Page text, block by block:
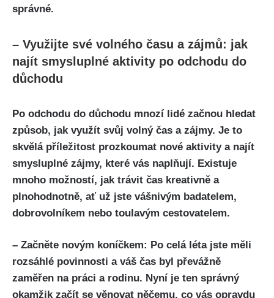
správné.
– Využijte své volného času a zájmů: jak
najít smysluplné aktivity po odchodu do
důchodu
Po odchodu do důchodu mnozí lidé začnou hledat
způsob, jak využít svůj volný čas a zájmy. Je to
skvělá příležitost prozkoumat nové aktivity a najít
smysluplné zájmy, které vás naplňují. Existuje
mnoho možností, jak trávit čas kreativně a
plnohodnotně, ať už jste vášnivým badatelem,
dobrovolníkem nebo toulavým cestovatelem.
– Začněte novým koníčkem: Po celá léta jste měli
rozsáhlé povinnosti a váš čas byl převážně
zaměřen na práci a rodinu. Nyní je ten správný
okamžik začít se věnovat něčemu, co vás opravdu